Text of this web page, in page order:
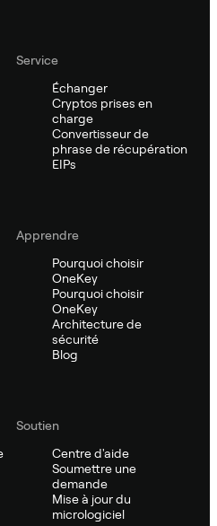
Service
Échanger
Cryptos prises en
charge
Convertisseur de
phrase de récupération
EIPs
Apprendre
Pourquoi choisir
OneKey
Pourquoi choisir
OneKey
Architecture de
sécurité
Blog
Soutien
Centre d'aide
Soumettre une
demande
Mise à jour du
micrologiciel